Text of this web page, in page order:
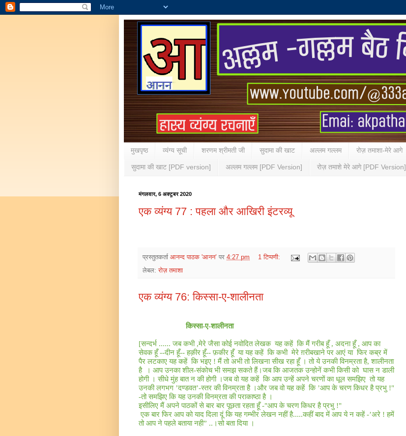
मुखपृष्ठ व्यंग्य सूची शरणम श्रीमती जी सुदामा की खाट अल्लम गल्लम रोज़ तमाशा-मेरे आगे
सुदामा की खाट [PDF version] अल्लम गल्लम [PDF Version] रोज़ तमाशे मेरे आगे [PDF Version]
मंगलवार, 6 अक्टूबर 2020
एक व्यंग्य 77 : पहला और आखिरी इंटरव्यू
प्रस्तुतकर्ता आनन्द पाठक 'आनन’ पर 4:27 pm
1 टिप्पणी:
लेबल:रोज़ तमाशा
एक व्यंग्य 76: किस्सा-ए-शालीनता
किस्सा-ए-शालीनता
[सन्दर्भ ......जब कभी,मेरे जैसा कोई नवोदित लेखक यह कहें कि मैं गरीब हूँ, अदना हूँ, आप का
सेवक हूँ --दीन हूँ-- हक़ीर हूँ-- फ़कीर हूँ या यह कहें कि कभी मेरे ग़रीबखाने पर आएं या फिर कब्र में
पैर लटकाए यह कहें कि भइए ! मैं तो अभी तो लिखना सीख रहा हूँ । तो ये उनकी विनम्रता है,शालीनता
है
। आप उनका शील-संकोच भी समझ सकते हैं।जब कि आजतक उन्होनें कभी किसी को घास न डाली
होगी । सीधे मुंह बात न की होगी ।जब वो यह कहें कि आप उन्हें अपने चरणों का धूल समझिए तो यह
उनकी लगभग ’दण्डवत’-स्तर की विनम्रता है ।और जब वो यह कहें कि ’आप के चरण किधर है प्रभु !"
-तो समझिए कि यह उनकी विनम्रता की पराकाष्ठा है ।
इसीलिए मैं अपने पाठकों से बार बार पूछता रहता हूँ -"आप के चरण किधर है प्रभु !"
एक बार फिर आप को याद दिला दूं कि यह गम्भीर लेखन नहीं है.....कहीं बाद में आप ये न कहें -’अरे !हमें
तो आप ने पहले बताया नही” .. ।सो बता दिया ।